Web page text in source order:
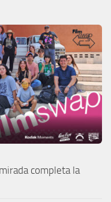
completa la